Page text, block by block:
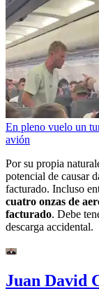
En pleno vuelo un
avión
Por su propia
potencial de causar
facturado. Incluso
cuatro onzas de
facturado. Debe
descarga accidental.
Juan David